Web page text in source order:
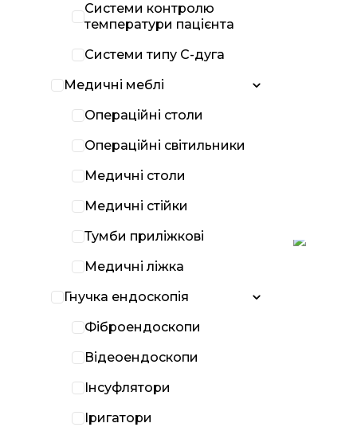
Системи контролю
температури пацієнта
Системи типу С-дуга
Медичні меблі
Операційні столи
Операційні світильники
Медичні столи
Медичні стійки
Тумби приліжкові
Медичні ліжка
Гнучка ендоскопія
Фіброендоскопи
Відеоендоскопи
Інсуфлятори
Іригатори